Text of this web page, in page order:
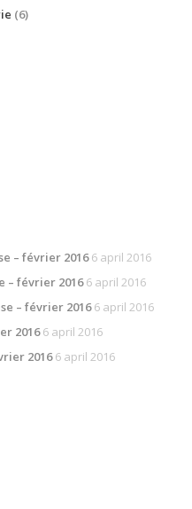
(6)
– février 2016 6 april 2016
– février 2016 6 april 2016
– février 2016 6 april 2016
2016 6 april 2016
2016 6 april 2016